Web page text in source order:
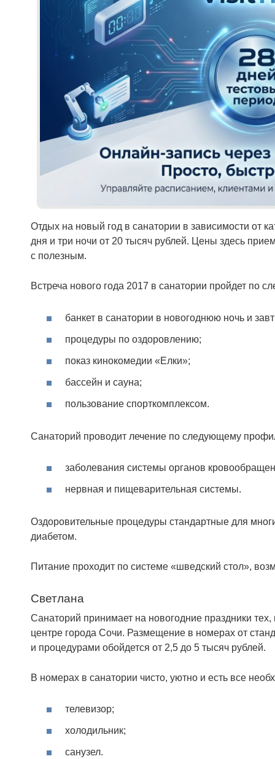
Отдых на новый год в санатории в зависимости от
дня и три ночи от 20 тысяч рублей. Цены здесь
с полезным.
Встреча нового года 2017 в санатории пройдет по
банкет в санатории в новогоднюю ночь и
процедуры по оздоровлению;
показ кинокомедии «Елки»;
бассейн и сауна;
пользование спорткомплексом.
Санаторий проводит лечение по следующему
заболевания системы органов
нервная и пищеварительная системы.
Оздоровительные процедуры стандартные для
диабетом.
Питание проходит по системе «шведский стол»,
Светлана
Санаторий принимает на новогодние праздники
центре города Сочи. Размещение в номерах от
и процедурами обойдется от 2,5 до 5 тысяч рублей.
В номерах в санатории чисто, уютно и есть все
телевизор;
холодильник;
санузел.